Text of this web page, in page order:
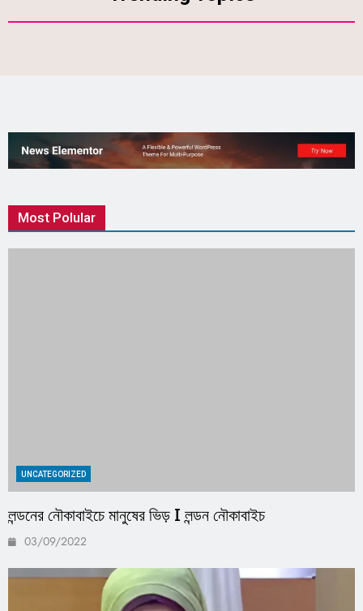
Most Polular
লন্ডনের নৌকাবাইচে মানুষের ভিড় I লন্ডন নৌকাবাইচ
03/09/2022
UNCATEGORIZED